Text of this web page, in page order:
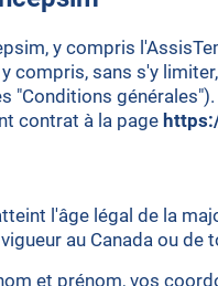
y compris
sans s'y
contrat à la page
l'âge légal de la
au Canada ou
et prénom, vos